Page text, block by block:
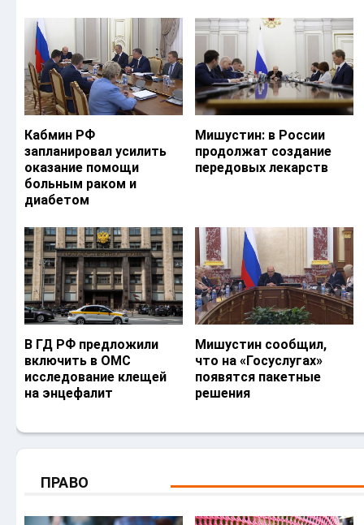
Кабмин РФ
запланировал усилить
оказание помощи
больным раком и
диабетом
Мишустин: в России
продолжат создание
передовых лекарств
В ГД РФ предложили
включить в ОМС
исследование клещей
на энцефалит
Мишустин сообщил,
что на «Госуслугах»
появятся пакетные
решения
ПРАВО